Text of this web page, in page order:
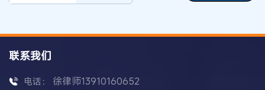
联系我们
电话： 徐律师13910160652